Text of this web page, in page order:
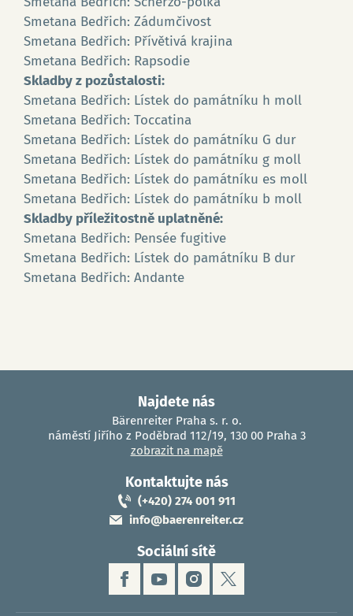
Smetana Bedřich: Zádumčivost
Smetana Bedřich: Přívětivá krajina
Smetana Bedřich: Rapsodie
Skladby z pozůstalosti:
Smetana Bedřich: Lístek do památníku h moll
Smetana Bedřich: Toccatina
Smetana Bedřich: Lístek do památníku G dur
Smetana Bedřich: Lístek do památníku g moll
Smetana Bedřich: Lístek do památníku es moll
Smetana Bedřich: Lístek do památníku b moll
Skladby příležitostně uplatněné:
Smetana Bedřich: Pensée fugitive
Smetana Bedřich: Lístek do památníku B dur
Smetana Bedřich: Andante
Najdete nás
Bärenreiter Praha s. r. o.
náměstí Jiřího z Poděbrad 112/19, 130 00 Praha 3
zobrazit na mapě
Kontaktujte nás
(+420) 274 001 911
info@baerenreiter.cz
Sociální sítě